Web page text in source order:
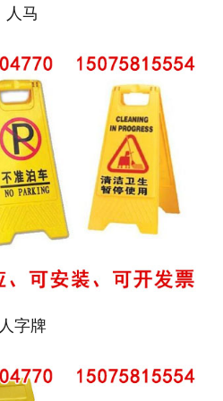
人马
人字牌